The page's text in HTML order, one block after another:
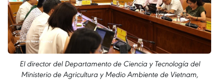
El director del Departamento de Ciencia y Tecnología del
Ministerio de Agricultura y Medio Ambiente de Vietnam,